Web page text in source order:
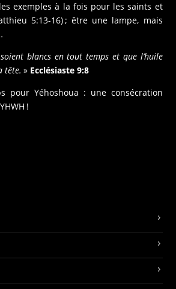
exemples à la fois pour les saints et
5:13-16) ; être une lampe, mais
blancs en tout temps et que l’huile
tête. » Ecclésiaste 9:8
pour Yéhoshoua : une consécration
!